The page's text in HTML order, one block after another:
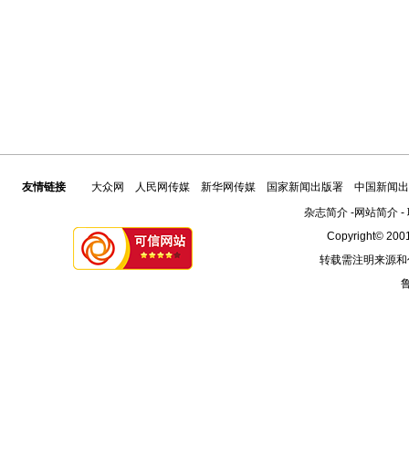
友情链接 大众网 人民网传媒 新华网传媒 国家新闻出版署
中国新闻
杂志简介-网站简介-
Copyright©
转载需注明来源